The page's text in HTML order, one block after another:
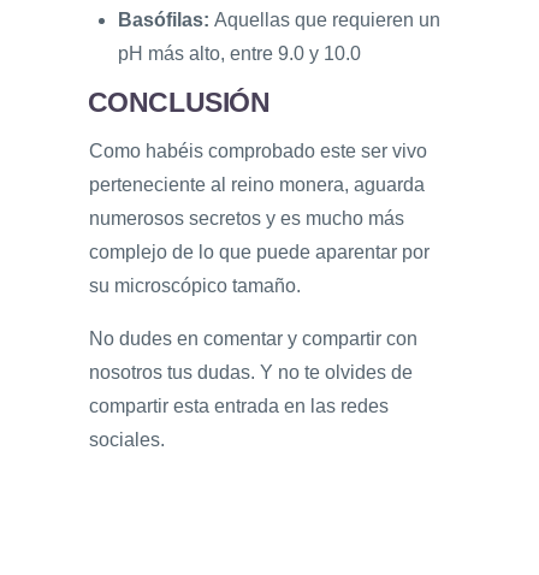
Basófilas: Aquellas que requieren un
pH más alto, entre 9.0 y 10.0
CONCLUSIÓN
Como habéis comprobado este ser vivo
perteneciente al reino monera, aguarda
numerosos secretos y es mucho más
complejo de lo que puede aparentar por
su microscópico tamaño.
No dudes en comentar y compartir con
nosotros tus dudas. Y no te olvides de
compartir esta entrada en las redes
sociales.